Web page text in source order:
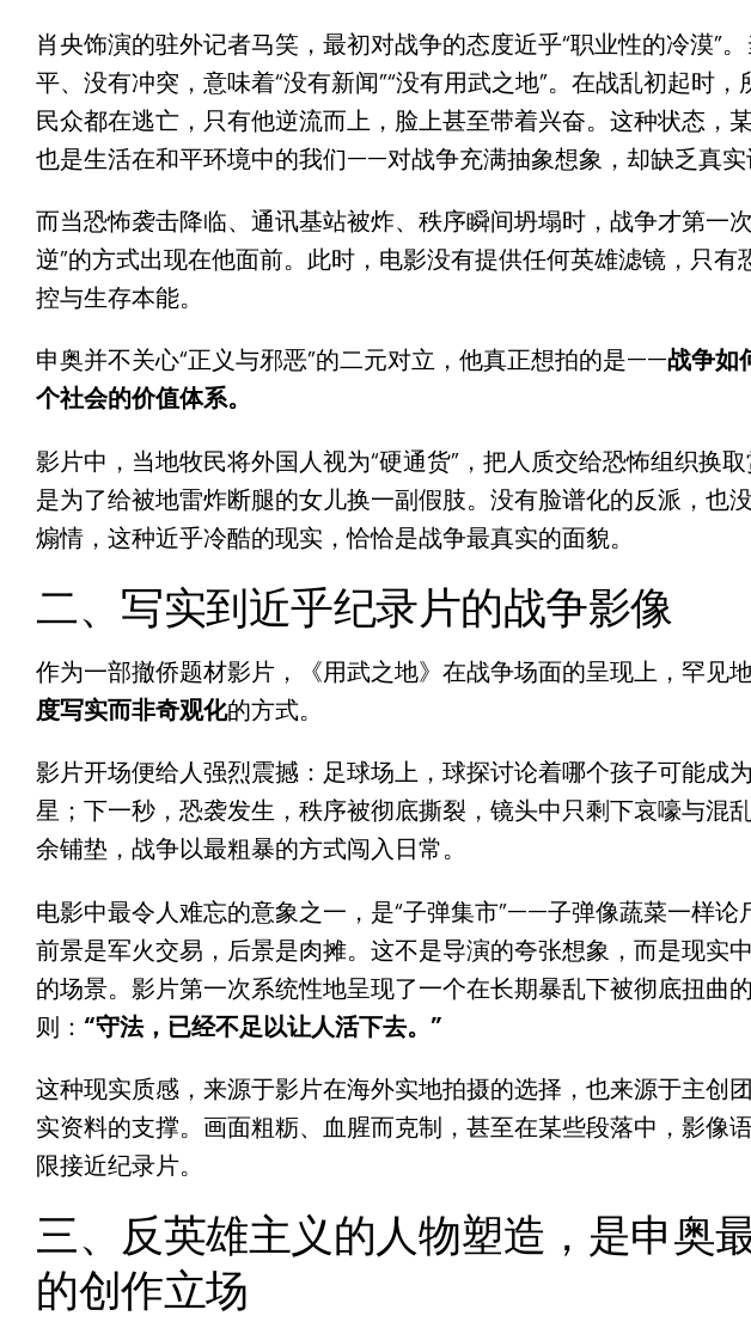
肖央饰演的驻外记者马笑，最初对战争的态度近乎“职业性的冷漠”
平、没有冲突，意味着“没有新闻”“没有用武之地”。在战乱初起时，
民众都在逃亡，只有他逆流而上，脸上甚至带着兴奋。这种状态，
也是生活在和平环境中的我们——对战争充满抽象想象，却缺乏真实
而当恐怖袭击降临、通讯基站被炸、秩序瞬间坍塌时，战争才第一
逆”的方式出现在他面前。此时，电影没有提供任何英雄滤镜，只有
控与生存本能。
申奥并不关心“正义与邪恶”的二元对立，他真正想拍的是——战争如
个社会的价值体系。
影片中，当地牧民将外国人视为“硬通货”，把人质交给恐怖组织换
是为了给被地雷炸断腿的女儿换一副假肢。没有脸谱化的反派，也
煽情，这种近乎冷酷的现实，恰恰是战争最真实的面貌。
二、写实到近乎纪录片的战争影像
作为一部撤侨题材影片，《用武之地》在战争场面的呈现上，罕见
度写实而非奇观化的方式。
影片开场便给人强烈震撼： 足球场上，球探讨论着哪个孩子可能成
星；下一秒，恐袭发生，秩序被彻底撕裂，镜头中只剩下哀嚎与混
余铺垫，战争以最粗暴的方式闯入日常。
电影中最令人难忘的意象之一，是“子弹集市”——子弹像蔬菜一样论
前景是军火交易，后景是肉摊。这不是导演的夸张想象，而是现实
的场景。影片第一次系统性地呈现了一个在长期暴乱下被彻底扭曲
则： “守法，已经不足以让人活下去。”
这种现实质感，来源于影片在海外实地拍摄的选择，也来源于主创
实资料的支撑。画面粗粝、血腥而克制，甚至在某些段落中，影像
限接近纪录片。
三、反英雄主义的人物塑造，是申奥
的创作立场